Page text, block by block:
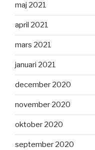
maj 2021
april 2021
mars 2021
januari 2021
december 2020
november 2020
oktober 2020
september 2020